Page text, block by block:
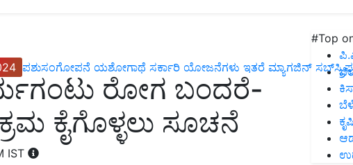
ಪಶುಸಂಗೋಪನೆ ಯಶೋಗಾಥೆ ಸರ್ಕಾರಿ ಯೋಜನೆಗಳು ಇತರೆ ಮ್ಯಾಗಜಿನ್‌
ರೋಗ ಬಂದರೆ-
ಕೈಗೊಳ್ಳಲು ಸೂಚನೆ
IST
#Top